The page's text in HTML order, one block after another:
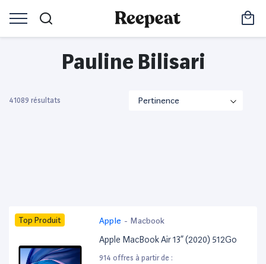
Pauline Bilisari
41089 résultats
Top Produit Apple - Macbook
Apple MacBook Air 13” (2020) 512Go
914 offres à partir de :